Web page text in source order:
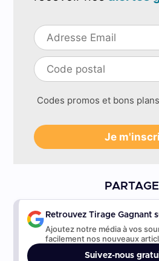
Codes promos et bons
Retrouvez Tirage Gagnant
Ajoutez notre média à vos
facilement nos nouveaux
Suivez-nous